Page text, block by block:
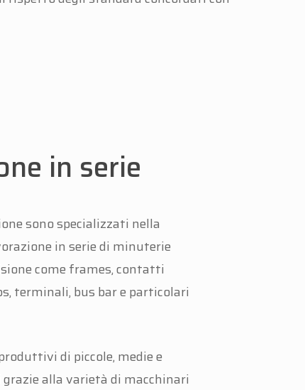
in serie
sono specializzati nella
in serie di minuterie
come frames, contatti
terminali, bus bar e particolari
di piccole, medie e
alla varietà di macchinari